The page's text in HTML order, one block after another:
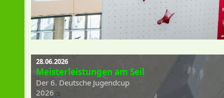
28.06.2026
Meisterleistungen am Seil
Der 6. Deutsche Jugendcup
2026